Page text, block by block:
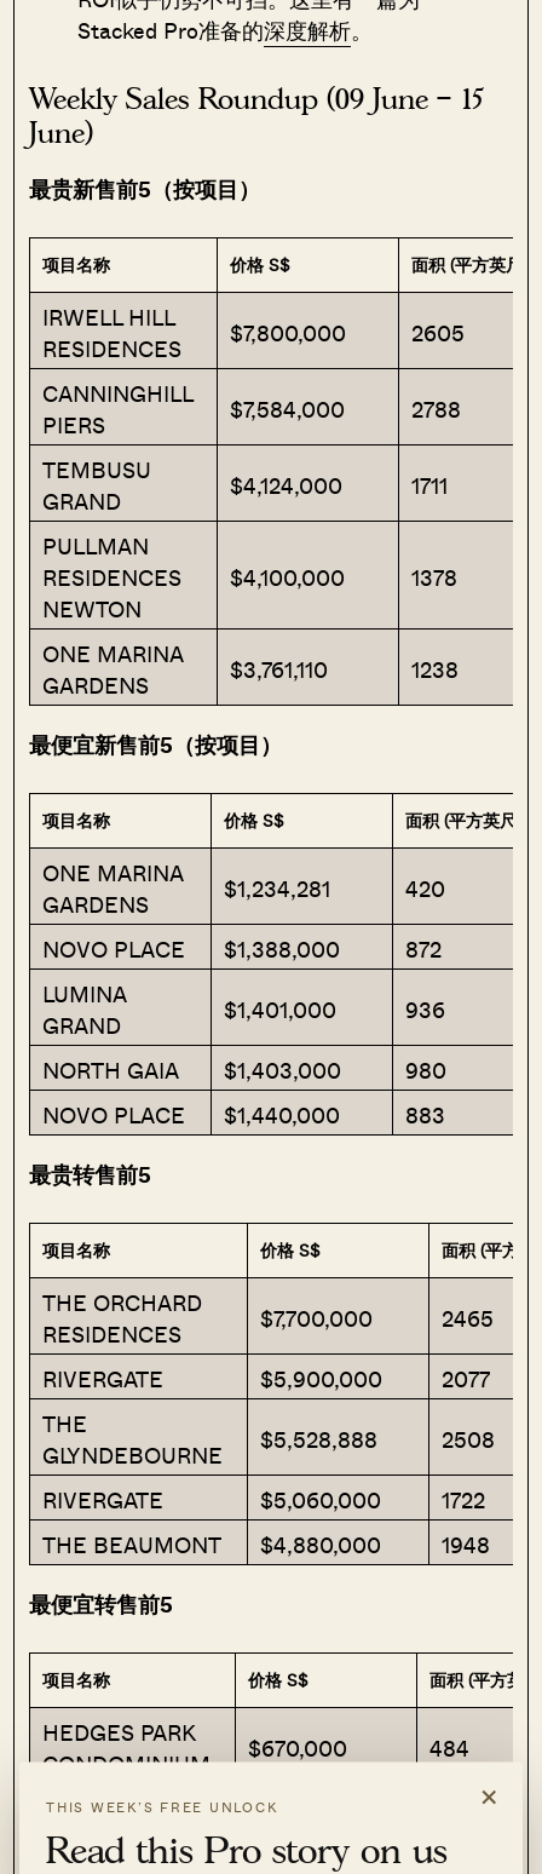
×
THIS WEEK’S FREE UNLOCK
Read this Pro story on us
Stacked Pro准备的深度解析。
Weekly Sales Roundup (09 June – 15
June)
最贵新售前5（按项目）
项目名称 价格 S$ 面积 (平方英尺)
IRWELL HILL
RESIDENCES
$7,800,000
2605
CANNINGHILL
PIERS
$7,584,000
2788
TEMBUSU
GRAND
$4,124,000
1711
PULLMAN
RESIDENCES
NEWTON
$4,100,000 1378
ONE MARINA
GARDENS
$3,761,110 1238
最便宜新售前5（按项目）
项目名称 价格 S$ 面积 (平方英尺)
ONE MARINA
GARDENS
$1,234,281
420
NOVO PLACE
$1,388,000
872
LUMINA
GRAND
$1,401,000
936
NORTH GAIA
$1,403,000
980
NOVO PLACE
$1,440,000
883
最贵转售前5
项目名称 价格 S$ 面积 (平方英
THE ORCHARD
RESIDENCES
$7,700,000
2465
RIVERGATE
$5,900,000
2077
THE
GLYNDEBOURNE
$5,528,888
2508
RIVERGATE
$5,060,000
1722
THE BEAUMONT
$4,880,000
1948
最便宜转售前5
项目名称 价格 S$ 面积 (平方英
HEDGES PARK
CONDOMINIUM
$670,000
484
SEASTRAND
$765,000
THE TAPESTRY
$825,000
474